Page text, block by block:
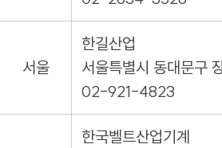
서울
한길산업
서울특별시 동대문구
02-921-4823
한국벨트산업기계